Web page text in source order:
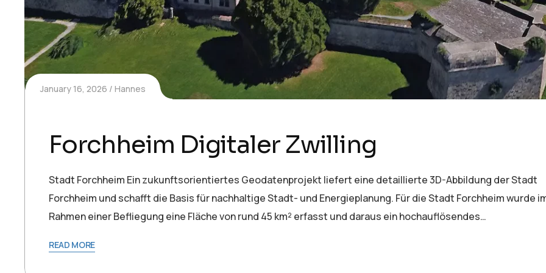
January 16, 2026 Hannes
Forchheim Digitaler Zwilling
Stadt Forchheim Ein zukunftsorientiertes Geodatenprojekt liefert eine detaillierte 3D-Abbildung der Stadt
Forchheim und schafft die Basis für nachhaltige Stadt- und Energieplanung. Für die Stadt Forchheim wurde
Rahmen einer Befliegung eine Fläche von rund 45 km² erfasst und daraus ein hochauflösendes…
READ MORE